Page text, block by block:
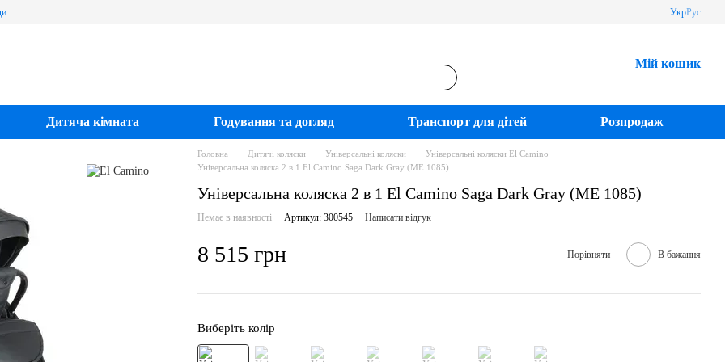
УкрРус
Мій кошик
Дитяча кімната Годування та догляд Транспорт для дітей Розпродаж
Головна Дитячі коляски Універсальні коляски
Універсальні коляски El Camino
Універсальна коляска 2 в 1 El Camino Saga Dark Gray (ME 1085)
Універсальна коляска 2 в 1 El Camino Saga Dark Gray (ME 1085)
Немає в наявності Артикул: 300545 Написати відгук
8 515 грн Порівняти В бажання
Виберіть колір